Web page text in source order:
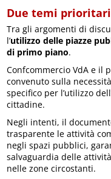
Due temi prioritari
Tra gli argomenti di
l’utilizzo delle piazze
di primo piano.
Confcommercio VdA e il
convenuto sulla
specifico per l’utilizzo
cittadine.
Negli intenti, il
trasparente le attività
negli spazi pubblici,
salvaguardia delle
nelle zone circostanti.